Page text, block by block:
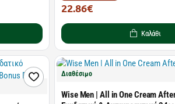
22.86€
Καλάθι
Διαθέσιμο
Wise Men | All in One Cream